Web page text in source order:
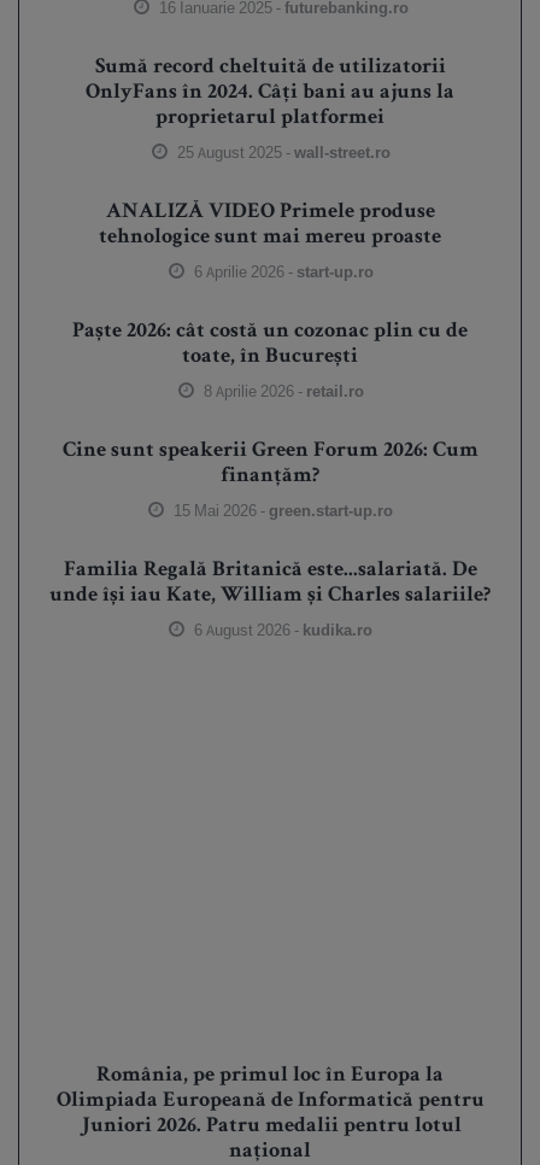
16 Ianuarie 2025 -futurebanking.ro
Sumă record cheltuită de utilizatorii
OnlyFans în 2024. Câți bani au ajuns la
proprietarul platformei
25 August 2025 -wall-street.ro
ANALIZĂ VIDEO Primele produse
tehnologice sunt mai mereu proaste
6 Aprilie 2026 - start-up.ro
Paște 2026: cât costă un cozonac plin cu de
toate, în București
8 Aprilie 2026 - retail.ro
Cine sunt speakerii Green Forum 2026: Cum
finanțăm?
15 Mai 2026 - green.start-up.ro
Familia Regală Britanică este...salariată. De
unde își iau Kate, William și Charles salariile?
6 August 2026 - kudika.ro
România, pe primul loc în Europa la
Olimpiada Europeană de Informatică pentru
Juniori 2026. Patru medalii pentru lotul
național